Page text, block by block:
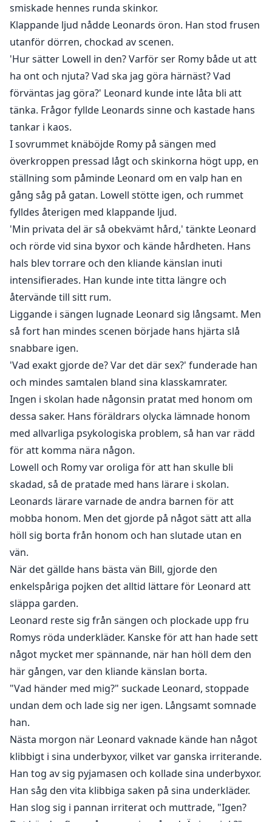
smiskade hennes runda skinkor.
Klappande ljud nådde Leonards öron. Han stod frusen
utanför dörren, chockad av scenen.
'Hur sätter Lowell in den? Varför ser Romy både ut att
ha ont och njuta? Vad ska jag göra härnäst? Vad
förväntas jag göra?' Leonard kunde inte låta bli att
tänka. Frågor fyllde Leonards sinne och kastade hans
tankar i kaos.
I sovrummet knäböjde Romy på sängen med
överkroppen pressad lågt och skinkorna högt upp, en
ställning som påminde Leonard om en valp han en
gång såg på gatan. Lowell stötte igen, och rummet
fylldes återigen med klappande ljud.
'Min privata del är så obekvämt hård,' tänkte Leonard
och rörde vid sina byxor och kände hårdheten. Hans
hals blev torrare och den kliande känslan inuti
intensifierades. Han kunde inte titta längre och
återvände till sitt rum.
Liggande i sängen lugnade Leonard sig långsamt. Men
så fort han mindes scenen började hans hjärta slå
snabbare igen.
'Vad exakt gjorde de? Var det där sex?' funderade han
och mindes samtalen bland sina klasskamrater.
Ingen i skolan hade någonsin pratat med honom om
dessa saker. Hans föräldrars olycka lämnade honom
med allvarliga psykologiska problem, så han var rädd
för att komma nära någon.
Lowell och Romy var oroliga för att han skulle bli
skadad, så de pratade med hans lärare i skolan.
Leonards lärare varnade de andra barnen för att
mobba honom. Men det gjorde på något sätt att alla
höll sig borta från honom och han slutade utan en
vän.
När det gällde hans bästa vän Bill, gjorde den
enkelspåriga pojken det alltid lättare för Leonard att
släppa garden.
Leonard reste sig från sängen och plockade upp fru
Romys röda underkläder. Kanske för att han hade sett
något mycket mer spännande, när han höll dem den
här gången, var den kliande känslan borta.
"Vad händer med mig?" suckade Leonard, stoppade
undan dem och lade sig ner igen. Långsamt somnade
han.
Nästa morgon när Leonard vaknade kände han något
klibbigt i sina underbyxor, vilket var ganska irriterande.
Han tog av sig pyjamasen och kollade sina underbyxor.
Han såg den vita klibbiga saken på sina underkläder.
Han slog sig i pannan irriterat och muttrade, "Igen?